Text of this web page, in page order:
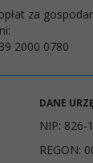
za
2000 0780
DANE
NIP: 826-
REGON: